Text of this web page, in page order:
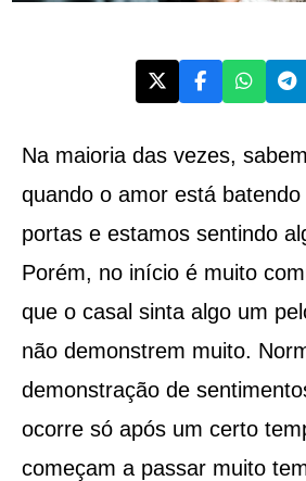
Na maioria das vezes,
quando o amor está
portas e estamos sentindo
Porém, no início é muito
que o casal sinta algo um
não demonstrem muito.
demonstração de
ocorre só após um certo
começam a passar muito